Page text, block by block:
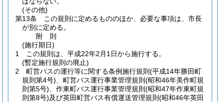
(その他)
第13条
この規則に定めるもののほか、必要な事項は、市長
が別に定める。
附 則
(施行期日)
1
この規則は、平成22年2月1日から施行する。
(暫定施行規則の廃止)
2
町営バスの運行等に関する条例施行規則 (平成14年勝田町
規則第4号) 、町営バス運行事業管理規則 (昭和46年美作町規
則第5号) 、作東町バス運行事業管理規則 (昭和47年作東町規
則第8号)及び英田町営バス有償運送管理規則 (昭和46年英田